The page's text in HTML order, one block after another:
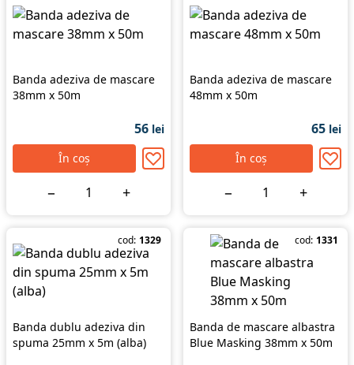
Banda adeziva de mascare
38mm x 50m
56 lei
În coș
− +
Banda adeziva de mascare
48mm x 50m
65 lei
În coș
− +
cod: 1329
Banda dublu adeziva din
spuma 25mm x 5m (alba)
cod: 1331
Banda de mascare albastra
Blue Masking 38mm x 50m